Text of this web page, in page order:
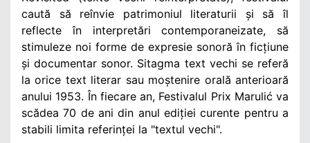
caută să reînvie patrimoniul literaturii și să îl
reflecte în interpretări contemporaneizate, să
stimuleze noi forme de expresie sonoră în ficțiune
și documentar sonor. Sitagma text vechi se referă
la orice text literar sau moștenire orală anterioară
anului 1953. În fiecare an, Festivalul Prix Marulić va
scădea 70 de ani din anul ediției curente pentru a
stabili limita referinței la "textul vechi".